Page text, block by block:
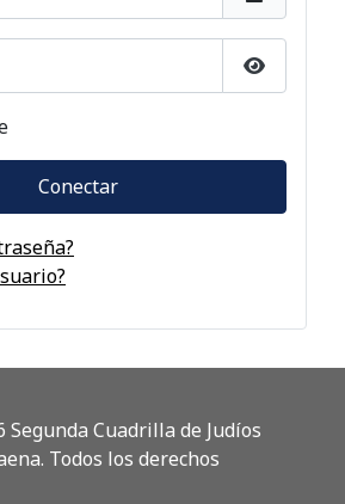
Mostrar
Conectar
Cuadrilla de Judíos
Todos los derechos